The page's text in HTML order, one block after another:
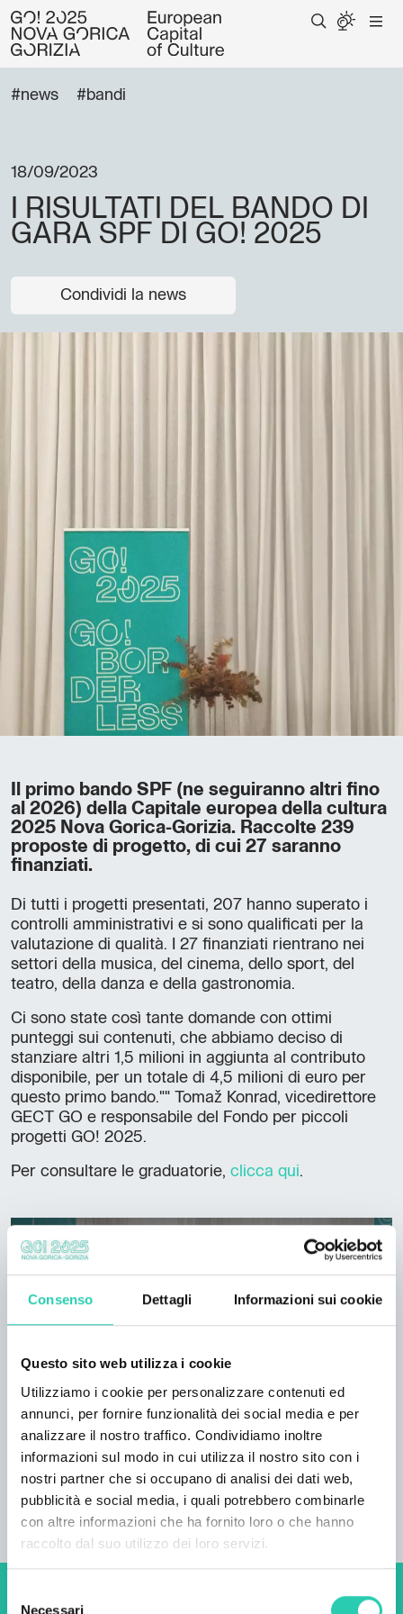
Consenso Dettagli Informazioni sui cookie
Questo sito web utilizza i cookie
Utilizziamo i cookie per personalizzare contenuti ed
annunci, per fornire funzionalità dei social media e per
analizzare il nostro traffico. Condividiamo inoltre
informazioni sul modo in cui utilizza il nostro sito con i
nostri partner che si occupano di analisi dei dati web,
pubblicità e social media, i quali potrebbero combinarle
con altre informazioni che ha fornito loro o che hanno
raccolto dal suo utilizzo dei loro servizi.
Necessari
#news #bandi
18/09/2023
I RISULTATI DEL BANDO DI
GARA SPF DI GO! 2025
Condividi la news
Il primo bando SPF (ne seguiranno altri fino
al 2026) della Capitale europea della cultura
2025 Nova Gorica-Gorizia. Raccolte 239
proposte di progetto, di cui 27 saranno
finanziati.
Di tutti i progetti presentati, 207 hanno superato i
controlli amministrativi e si sono qualificati per la
valutazione di qualità. I 27 finanziati rientrano nei
settori della musica, del cinema, dello sport, del
teatro, della danza e della gastronomia.
Ci sono state così tante domande con ottimi
punteggi sui contenuti, che abbiamo deciso di
stanziare altri 1,5 milioni in aggiunta al contributo
disponibile, per un totale di 4,5 milioni di euro per
questo primo bando."" Tomaž Konrad, vicedirettore
GECT GO e responsabile del Fondo per piccoli
progetti GO! 2025.
Per consultare le graduatorie, clicca qui.